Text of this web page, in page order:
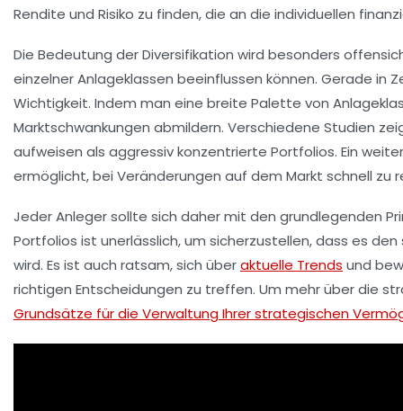
Rendite und Risiko zu finden, die an die individuellen
Die Bedeutung der Diversifikation wird besonders
einzelner Anlageklassen beeinflussen können. Gerade
Wichtigkeit. Indem man eine breite Palette von
Marktschwankungen abmildern. Verschiedene Studien
aufweisen als aggressiv konzentrierte Portfolios. Ein
ermöglicht, bei Veränderungen auf dem Markt schnell zu
Jeder Anleger sollte sich daher mit den grundlegenden
Portfolios ist unerlässlich, um sicherzustellen, dass es
wird. Es ist auch ratsam, sich überaktuelle Trends und
richtigen Entscheidungen zu treffen. Um mehr über die
Grundsätze für die Verwaltung Ihrer strategischen